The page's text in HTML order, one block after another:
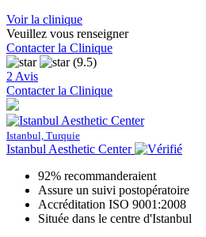
Voir la clinique
Veuillez vous renseigner
Contacter la Clinique
(9.5)
2 Avis
Contacter la Clinique
Istanbul, Turquie
Istanbul Aesthetic Center
92% recommanderaient
Assure un suivi postopératoire
Accréditation ISO 9001:2008
Située dans le centre d'Istanbul